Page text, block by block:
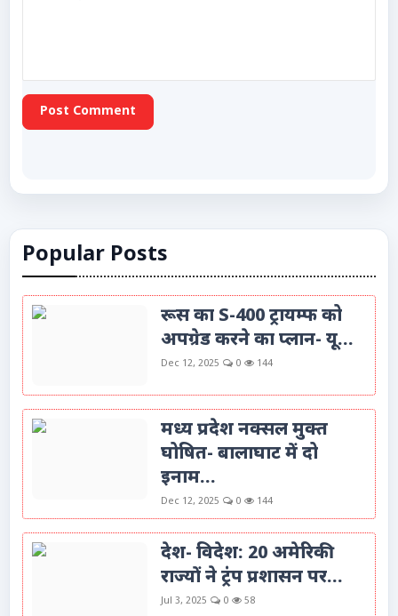
Post Comment
Popular Posts
रूस का S-400 ट्रायम्फ को
अपग्रेड करने का प्लान- यू...
Dec 12, 2025 0 144
मध्य प्रदेश नक्सल मुक्त
घोषित- बालाघाट में दो
इनाम...
Dec 12, 2025 0 144
देश- विदेश: 20 अमेरिकी
राज्यों ने ट्रंप प्रशासन पर...
Jul 3, 2025 0 58